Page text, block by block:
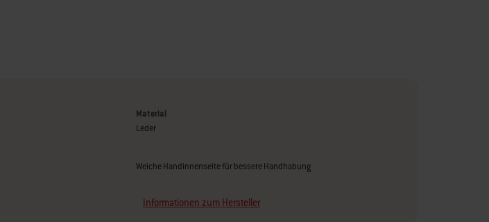
Material
Leder
Weiche Handinnenseite für bessere Handhabung
Informationen zum Hersteller